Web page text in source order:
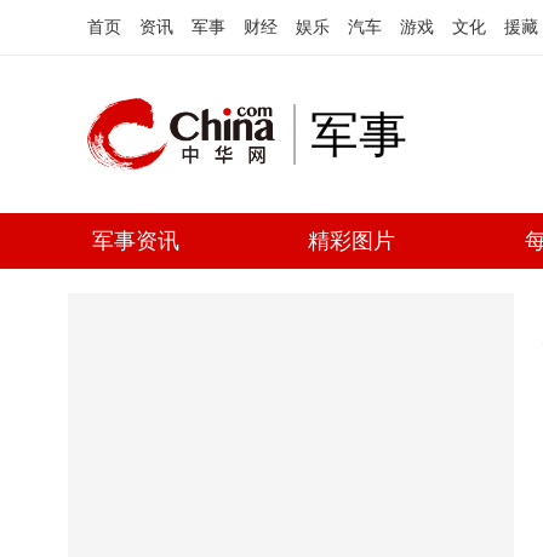
首页 资讯 军事 财经 娱乐 汽车 游戏 文化 援藏
军事
军事资讯 精彩图片